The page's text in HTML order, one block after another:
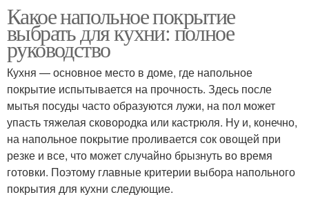
Какое напольное покрытие
выбрать для кухни: полное
руководство
Кухня — основное место в доме, где напольное
покрытие испытывается на прочность. Здесь после
мытья посуды часто образуются лужи, на пол может
упасть тяжелая сковородка или кастрюля. Ну и, конечно,
на напольное покрытие проливается сок овощей при
резке и все, что может случайно брызнуть во время
готовки. Поэтому главные критерии выбора напольного
покрытия для кухни следующие.